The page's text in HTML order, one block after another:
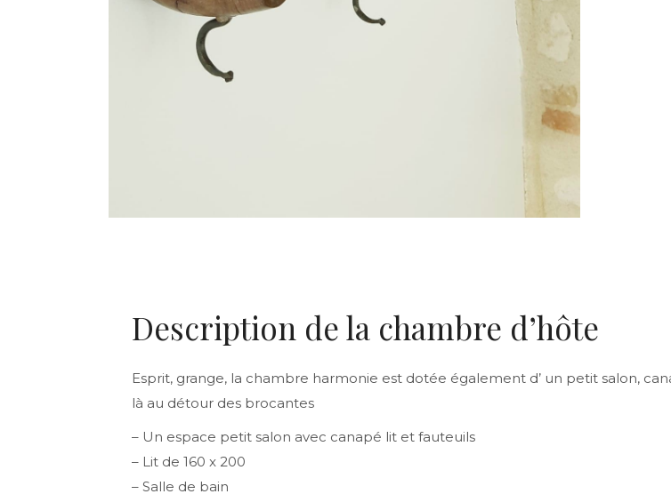
Description de la chambre d’hôte
Esprit, grange, la chambre harmonie est dotée également d’ un petit salon,
là au détour des brocantes
– Un espace petit salon avec canapé lit et fauteuils
– Lit de 160 x 200
– Salle de bain